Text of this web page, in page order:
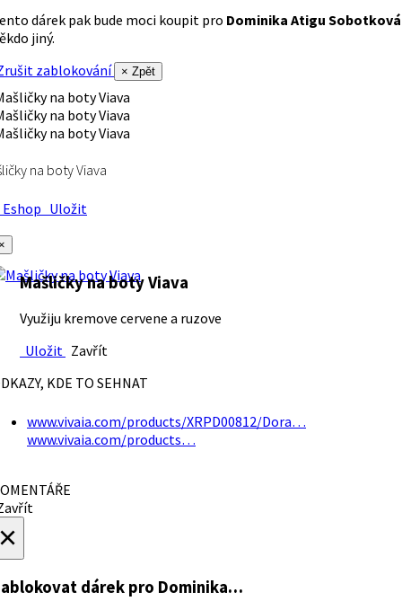
dárek pak bude moci koupit pro Dominika Atigu Sobotková
jiný.
zablokování
× Zpět
na boty Viava
Uložit
Mašličky na boty Viava
Využiju kremove cervene a ruzove
Uložit Zavřít
KDE TO SEHNAT
www.vivaia.com/products/XRPD00812/Dora…
www.vivaia.com/products…
dárek pro Dominika…